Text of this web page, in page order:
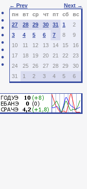
← Prev
Next →
пн
вт ср чт пт сб
вс
27
28 29 30 31 1
2
3
4 5 6 7 8
9
10
11 12 13 14 15
16
17
18 19 20 21 22
23
24
25 26 27 28 29
30
31
1 2 3 4 5 6